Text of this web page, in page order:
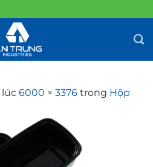
lúc 6000 × 3376 trong Hộp